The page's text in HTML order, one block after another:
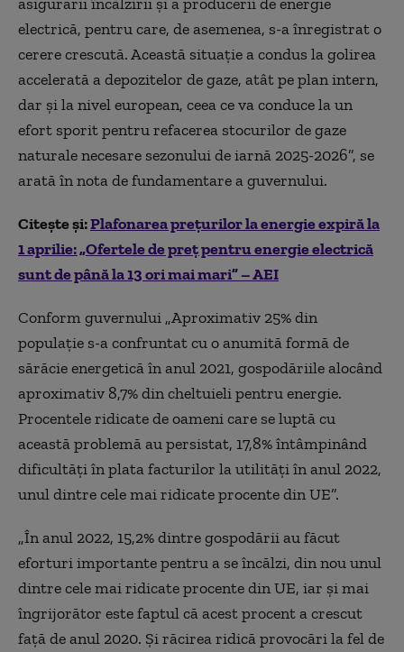
electrică, pentru care, de asemenea, s-a înregistrat o
cerere crescută. Această situație a condus la golirea
accelerată a depozitelor de gaze, atât pe plan intern,
dar și la nivel european, ceea ce va conduce la un
efort sporit pentru refacerea stocurilor de gaze
naturale necesare sezonului de iarnă 2025-2026”, se
arată în nota de fundamentare a guvernului.
Citește și:Plafonarea prețurilor la energie expiră la
1 aprilie: „Ofertele de preț pentru energie electrică
sunt de până la 13 ori mai mari” – AEI
Conform guvernului „Aproximativ 25% din
populație s-a confruntat cu o anumită formă de
sărăcie energetică în anul 2021, gospodăriile alocând
aproximativ 8,7% din cheltuieli pentru energie.
Procentele ridicate de oameni care se luptă cu
această problemă au persistat, 17,8% întâmpinând
dificultăți în plata facturilor la utilități în anul 2022,
unul dintre cele mai ridicate procente din UE”.
„În anul 2022, 15,2% dintre gospodării au făcut
eforturi importante pentru a se încălzi, din nou unul
dintre cele mai ridicate procente din UE, iar și mai
îngrijorător este faptul că acest procent a crescut
față de anul 2020. Și răcirea ridică provocări la fel de